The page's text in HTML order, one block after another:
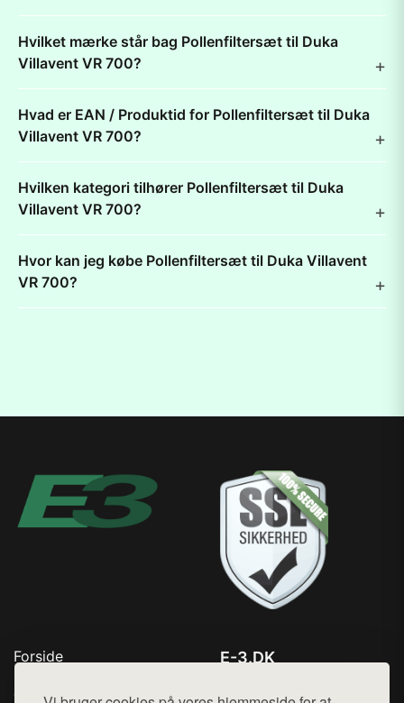
Hvilket mærke står bag Pollenfiltersæt til Duka
Villavent VR 700?
Hvad er EAN / Produktid for Pollenfiltersæt til Duka
Villavent VR 700?
Hvilken kategori tilhører Pollenfiltersæt til Duka
Villavent VR 700?
Hvor kan jeg købe Pollenfiltersæt til Duka Villavent
VR 700?
Forside
E-3.DK